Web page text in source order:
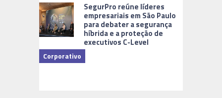
SegurPro reúne líderes
empresariais em São Paulo
para debater a segurança
híbrida e a proteção de
executivos C-Level
Corporativo